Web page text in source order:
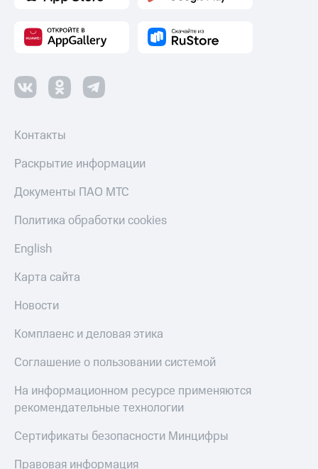
Контакты
Раскрытие информации
Документы ПАО МТС
Политика обработки cookies
English
Карта сайта
Новости
Комплаенс и деловая этика
Соглашение о пользовании системой
На информационном ресурсе применяются
рекомендательные технологии
Сертификаты безопасности Минцифры
Правовая информация